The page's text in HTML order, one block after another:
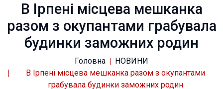
В Ірпені місцева мешканка
разом з окупантами грабувала
будинки заможних родин
Головна
НОВИНИ
В Ірпені місцева мешканка разом з окупантами
грабувала будинки заможних родин